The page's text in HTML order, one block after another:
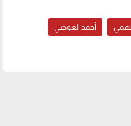
أحمد العوضي